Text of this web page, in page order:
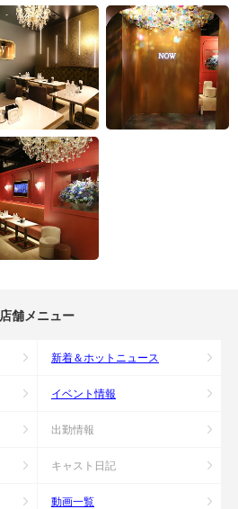
店舗メニュー
新着＆ホットニュース
イベント情報
出勤情報
キャスト日記
動画一覧